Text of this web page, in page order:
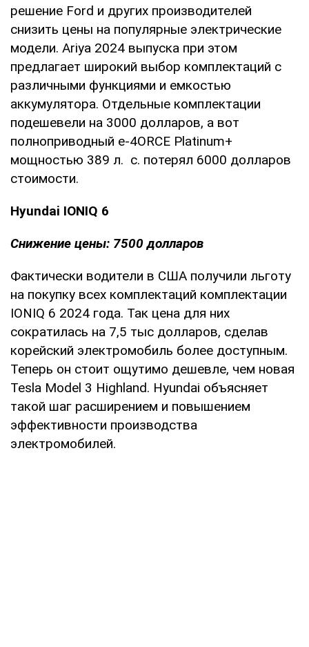
решение Ford и других производителей
снизить цены на популярные электрические
модели. Ariya 2024 выпуска при этом
предлагает широкий выбор комплектаций с
различными функциями и емкостью
аккумулятора. Отдельные комплектации
подешевели на 3000 долларов, а вот
полноприводный e-4ORCE Platinum+
мощностью 389 л. с. потерял 6000 долларов
стоимости.
Hyundai IONIQ 6
Снижение цены: 7500 долларов
Фактически водители в США получили льготу
на покупку всех комплектаций комплектации
IONIQ 6 2024 года. Так цена для них
сократилась на 7,5 тыс долларов, сделав
корейский электромобиль более доступным.
Теперь он стоит ощутимо дешевле, чем новая
Tesla Model 3 Highland. Hyundai объясняет
такой шаг расширением и повышением
эффективности производства
электромобилей.